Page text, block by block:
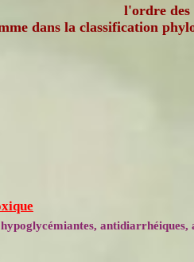
l'ordre des
dans la classification
antidiarrhéiques,